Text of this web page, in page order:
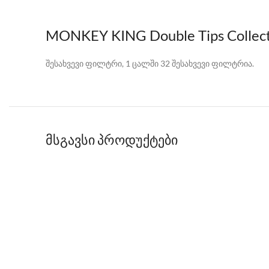
MONKEY KING Double Tips
შესახვევი ფილტრი, 1 ცალში 32 შესახვევი ფილტრია.
მსგავსი პროდუქტები